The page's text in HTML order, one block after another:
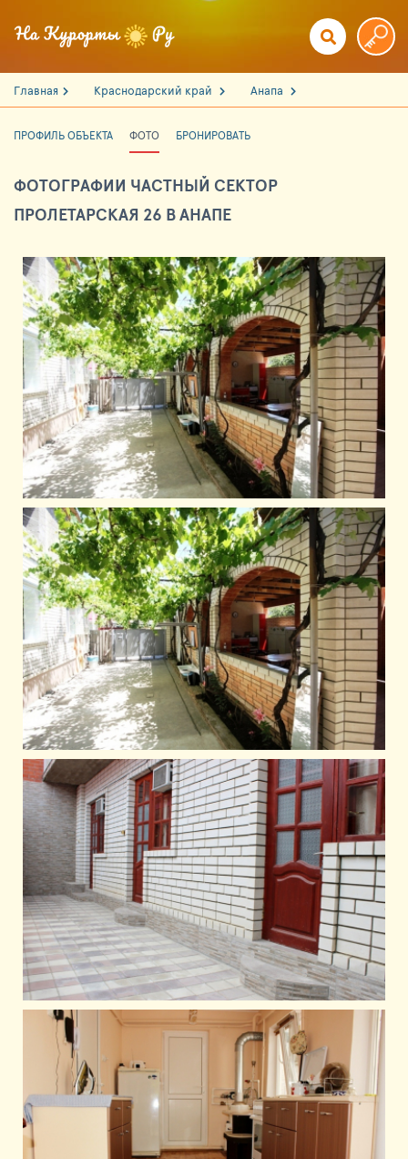
Главная Краснодарский край Анапа
ПРОФИЛЬ ОБЪЕКТА ФОТО БРОНИРОВАТЬ
ФОТОГРАФИИ ЧАСТНЫЙ СЕКТОР
ПРОЛЕТАРСКАЯ 26 В АНАПЕ